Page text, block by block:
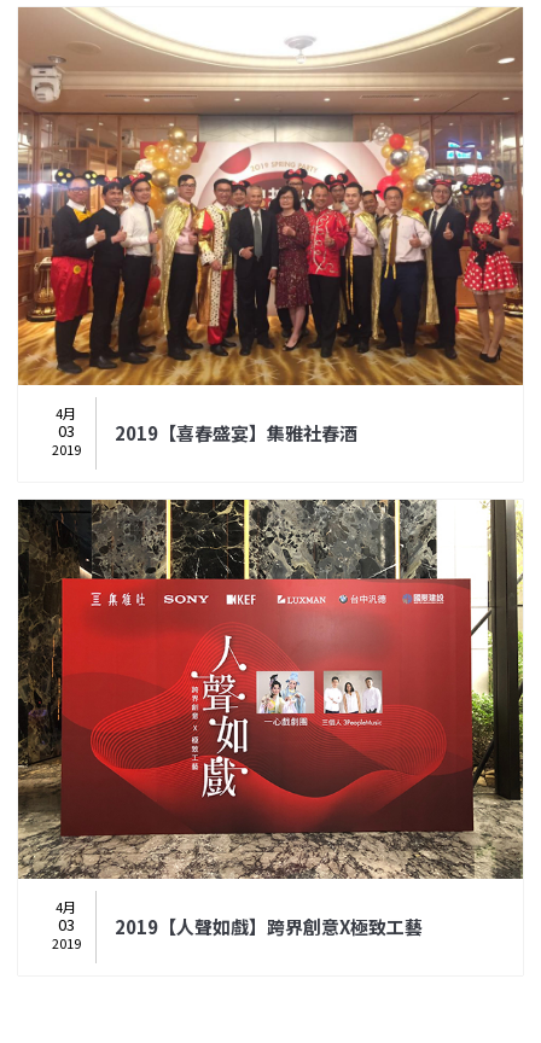
4月
03
2019
2019【喜春盛宴】集雅社春酒
4月
03
2019
2019【人聲如戲】跨界創意X極致工藝